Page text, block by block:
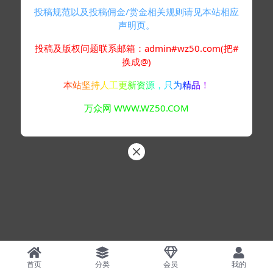
首页 分类 会员 我的
投稿规范以及投稿佣金/赏金相关规则请见本站相应
声明页。
投稿及版权问题联系邮箱：admin#wz50.com(把#
换成@)
本站坚持人工更新资源，只为精品！
万众网 WWW.WZ50.COM